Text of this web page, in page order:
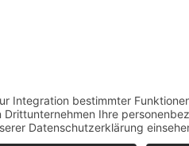
Sprichworte